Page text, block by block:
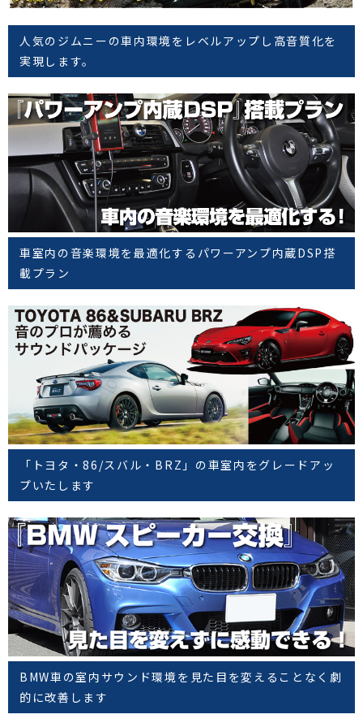
人気のジムニーの車内環境をレベルアップし高音質化を
実現します。
車室内の音楽環境を最適化するパワーアンプ内蔵DSP搭
載プラン
「トヨタ・86/スバル・BRZ」の車室内をグレードアッ
プいたします
BMW車の室内サウンド環境を見た目を変えることなく劇
的に改善します